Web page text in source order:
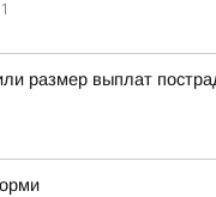
размер выплат